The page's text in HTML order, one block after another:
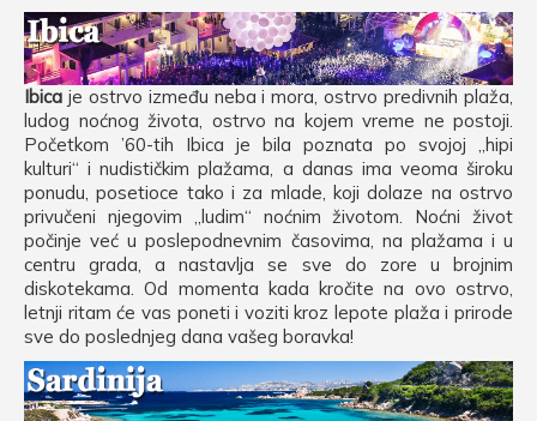
Ibica je ostrvo između neba i mora, ostrvo predivnih plaža,
ludog noćnog života, ostrvo na kojem vreme ne postoji.
Početkom ’60-tih Ibica je bila poznata po svojoj „hipi
kulturi“ i nudističkim plažama, a danas ima veoma široku
ponudu, posetioce tako i za mlade, koji dolaze na ostrvo
privučeni njegovim „ludim“ noćnim životom. Noćni život
počinje već u poslepodnevnim časovima, na plažama i u
centru grada, a nastavlja se sve do zore u brojnim
diskotekama. Od momenta kada kročite na ovo ostrvo,
letnji ritam će vas poneti i voziti kroz lepote plaža i prirode
sve do poslednjeg dana vašeg boravka!